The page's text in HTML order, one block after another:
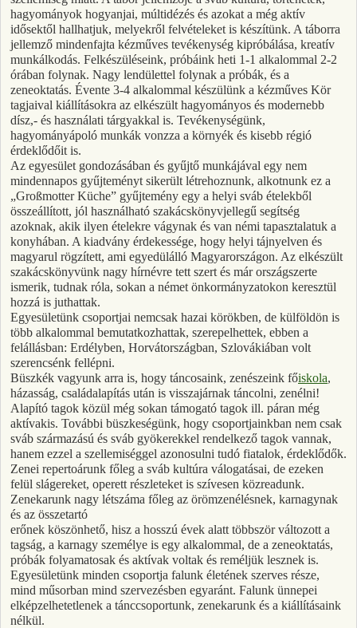
hagyományok hogyanjai, múltidézés és azokat a még aktív
idősektől hallhatjuk, melyekről felvételeket is készítünk. A táborra
jellemző mindenfajta kézműves tevékenység kipróbálása, kreatív
munkálkodás. Felkészüléseink, próbáink heti 1-1 alkalommal 2-2
órában folynak. Nagy lendülettel folynak a próbák, és a
zeneoktatás. Évente 3-4 alkalommal készülünk a kézműves Kör
tagjaival kiállításokra az elkészült hagyományos és modernebb
dísz,- és használati tárgyakkal is. Tevékenységünk,
hagyományápoló munkák vonzza a környék és kisebb régió
érdeklődőit is.
Az egyesület gondozásában és gyűjtő munkájával egy nem
mindennapos gyűjteményt sikerült létrehoznunk, alkotnunk ez a
„Großmotter Küche” gyűjtemény egy a helyi sváb ételekből
összeállított, jól használható szakácskönyvjellegű segítség
azoknak, akik ilyen ételekre vágynak és van némi tapasztalatuk a
konyhában. A kiadvány érdekessége, hogy helyi tájnyelven és
magyarul rögzített, ami egyedülálló Magyarországon. Az elkészült
szakácskönyvünk nagy hírnévre tett szert és már országszerte
ismerik, tudnak róla, sokan a német önkormányzatokon keresztül
hozzá is juthattak.
Egyesületünk csoportjai nemcsak hazai körökben, de külföldön is
több alkalommal bemutatkozhattak, szerepelhettek, ebben a
felállásban: Erdélyben, Horvátországban, Szlovákiában volt
szerencsénk fellépni.
Büszkék vagyunk arra is, hogy táncosaink, zenészeink főiskola,
házasság, családalapítás után is visszajárnak táncolni, zenélni!
Alapító tagok közül még sokan támogató tagok ill. páran még
aktívakis. További büszkeségünk, hogy csoportjainkban nem csak
sváb származású és sváb gyökerekkel rendelkező tagok vannak,
hanem ezzel a szellemiséggel azonosulni tudó fiatalok, érdeklődők.
Zenei repertoárunk főleg a sváb kultúra válogatásai, de ezeken
felül slágereket, operett részleteket is szívesen közreadunk.
Zenekarunk nagy létszáma főleg az örömzenélésnek, karnagynak
és az összetartó
erőnek köszönhető, hisz a hosszú évek alatt többször változott a
tagság, a karnagy személye is egy alkalommal, de a zeneoktatás,
próbák folyamatosak és aktívak voltak és reméljük lesznek is.
Egyesületünk minden csoportja falunk életének szerves része,
mind műsorban mind szervezésben egyaránt. Falunk ünnepei
elképzelhetetlenek a tánccsoportunk, zenekarunk és a kiállításaink
nélkül.